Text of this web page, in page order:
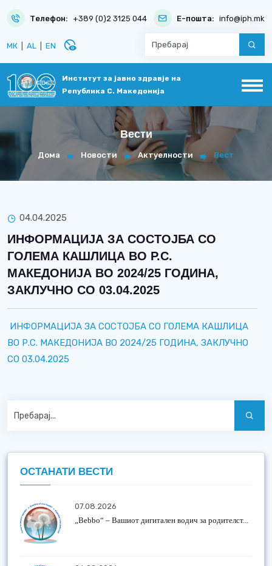
Телефон: +389 (0)2 3125 044 Е-пошта: info@iph.mk
МК AL EN disabled_visible
Институт за јавно здравје на
Република С. Македонија
Вести
Дома Новости Актуелности Вест
04.04.2025
ИНФОРМАЦИЈА ЗА СОСТОЈБА СО
ГОЛЕМА КАШЛИЦА ВО Р.С.
МАКЕДОНИЈА ВО 2024/25 ГОДИНА,
ЗАКЛУЧНО СО 03.04.2025
ИНФОРМАЦИЈА ЗА СОСТОЈБА СО ГОЛЕМА КАШЛИЦА
ВО Р.С. МАКЕДОНИЈА ВО 2024/25 ГОДИНА, ЗАКЛУЧНО
СО 03.04.2025
ОСТАНАТИ ВЕСТИ
07.08.2026
„Bebbo“ – Вашиот дигитален водич за родителст...